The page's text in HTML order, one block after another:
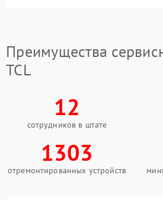
Преимущества
TCL
12
сотрудников в штате
1303
отремонтированных устройств